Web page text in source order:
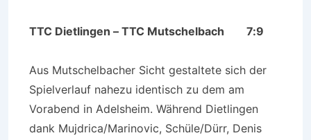
TTC Dietlingen – TTC Mutschelbach 7:9
Aus Mutschelbacher Sicht gestaltete sich der
Spielverlauf nahezu identisch zu dem am
Vorabend in Adelsheim. Während Dietlingen
dank Mujdrica/Marinovic, Schüle/Dürr, Denis